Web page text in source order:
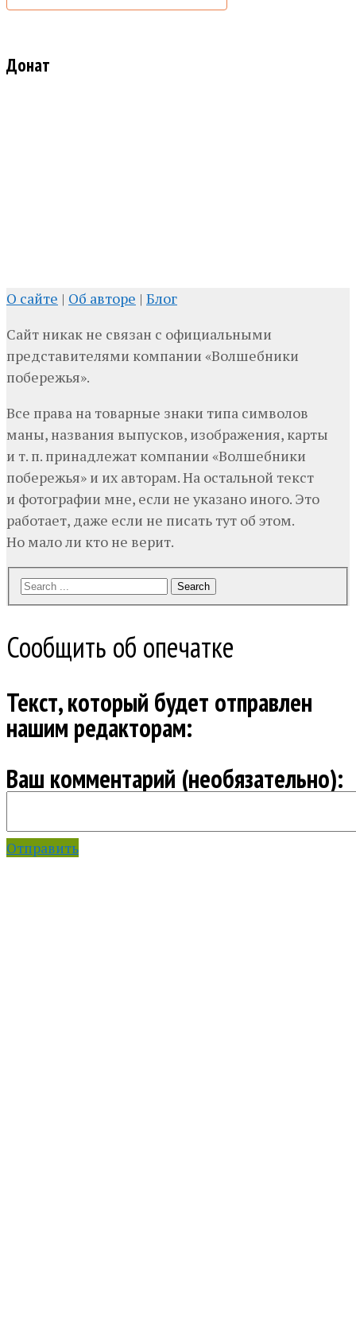
Донат
О сайте | Об авторе | Блог
Сайт никак не связан с официальными
представителями компании «Волшебники
побережья».
Все права на товарные знаки типа символов
маны, названия выпусков, изображения, карты
и т. п. принадлежат компании «Волшебники
побережья» и их авторам. На остальной текст
и фотографии мне, если не указано иного. Это
работает, даже если не писать тут об этом.
Но мало ли кто не верит.
Search
Сообщить об опечатке
Текст, который будет отправлен
нашим редакторам:
Ваш комментарий (необязательно):
Отправить